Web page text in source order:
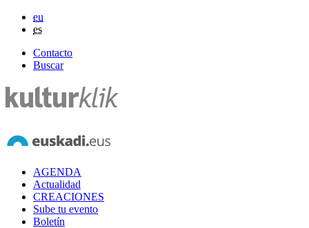
eu
es
Contacto
Buscar
AGENDA
Actualidad
CREACIONES
Sube tu evento
Boletín